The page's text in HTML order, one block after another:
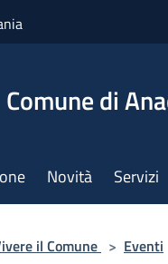
Comune di
Novità Servizi
il Comune > Eventi